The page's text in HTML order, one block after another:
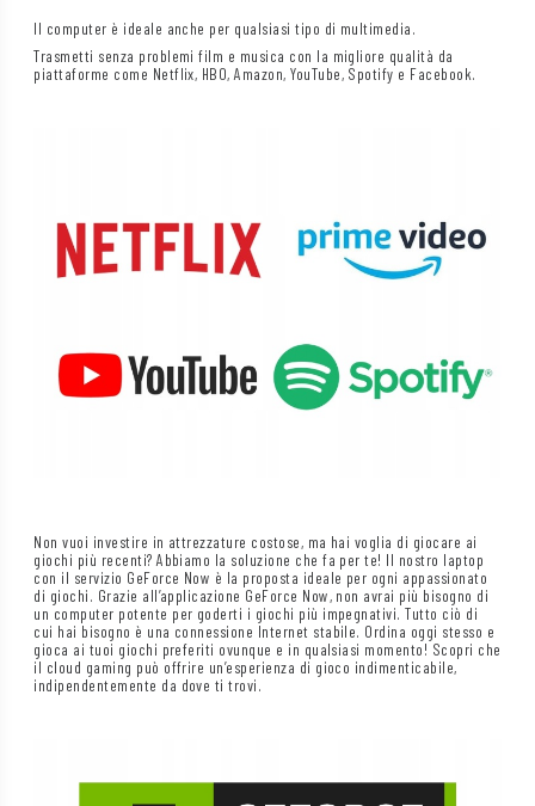
Il computer è ideale anche per qualsiasi tipo di multimedia.
Trasmetti senza problemi film e musica con la migliore qualità da
piattaforme come Netflix, HBO, Amazon, YouTube, Spotify e Facebook.
Non vuoi investire in attrezzature costose, ma hai voglia di giocare ai
giochi più recenti? Abbiamo la soluzione che fa per te! Il nostro laptop
con il servizio GeForce Now è la proposta ideale per ogni appassionato
di giochi. Grazie all’applicazione GeForce Now, non avrai più bisogno di
un computer potente per goderti i giochi più impegnativi. Tutto ciò di
cui hai bisogno è una connessione Internet stabile. Ordina oggi stesso e
gioca ai tuoi giochi preferiti ovunque e in qualsiasi momento! Scopri che
il cloud gaming può offrire un’esperienza di gioco indimenticabile,
indipendentemente da dove ti trovi.